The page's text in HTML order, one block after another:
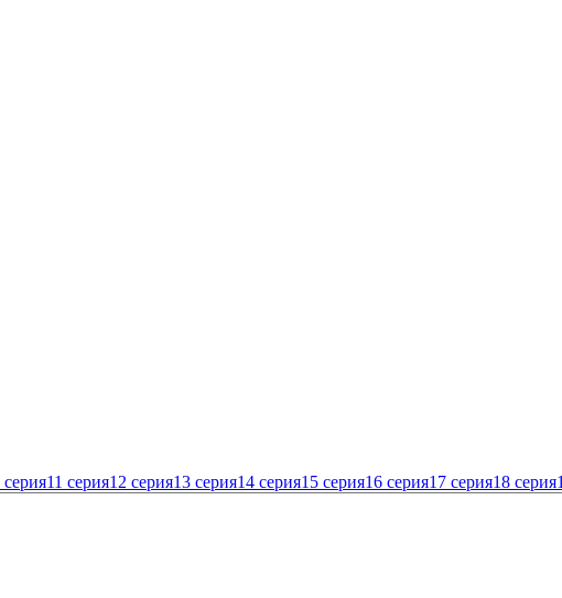
серия11 серия12 серия13 серия14 серия15 серия16 серия17 серия18 серия